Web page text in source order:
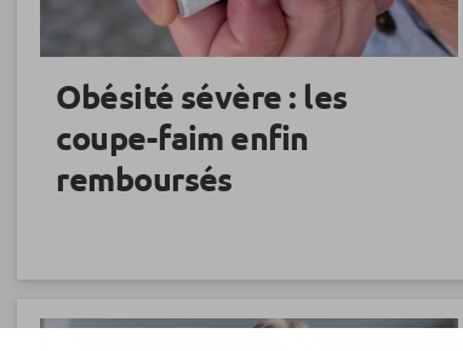
Obésité sévère : les
coupe-faim enfin
remboursés